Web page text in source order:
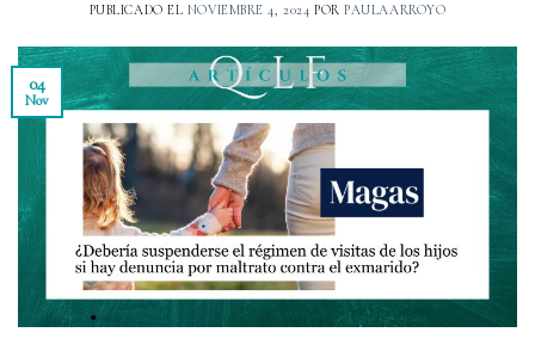
PUBLICADO EL NOVIEMBRE 4, 2024 PORPAULAARROYO
04
Nov